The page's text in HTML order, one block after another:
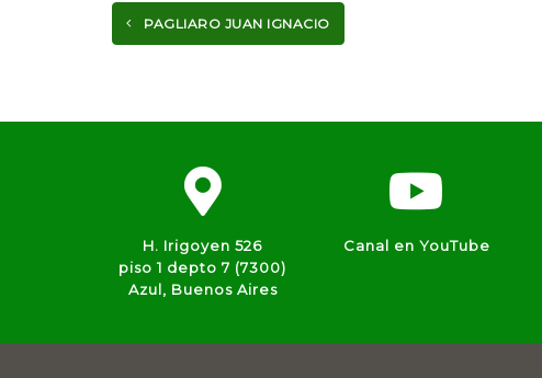
PAGLIARO JUAN IGNACIO
H. Irigoyen 526
piso 1 depto 7 (7300)
Azul, Buenos Aires
Canal en YouTube